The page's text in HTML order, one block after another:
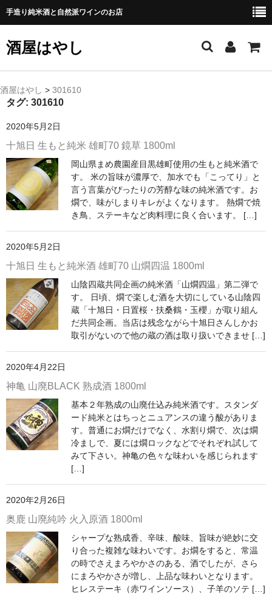
手造り純米酒と自然派ワインのお店
酒屋はやし
ホーム
純 米 酒
よえもん 川村酒造店（岩手県花巻市）
田从･月下の舞 舞鶴酒造（秋田県横手市）
綿屋 金の井酒造（宮城県栗原市）
大七 大七酒造（福島県二本松市）
宗玄 宗玄酒造（石川県珠洲市）
神亀 神亀酒造（埼玉県蓮田市）
隆・丹沢山 川西屋酒造店（神奈川県足柄上郡）
長珍 長珍酒造（愛知県津島市）
天遊琳・伊勢の白酒 タカハシ酒造（三重県四日市市）
るみ子の酒・英・妙の華 森喜酒造（三重県伊賀市）
大治郎・喜量能 畑酒造（滋賀県東近江市）
秋鹿・奥鹿 秋鹿酒造（大阪府豊能郡能勢町）
睡龍・生もとのどぶ 久保本家酒造（奈良県宇陀市）
竹泉 田治米（兵庫県朝来市）
奥播磨 下村酒造店（兵庫県姫路市安富町）
諏訪泉 諏訪酒造（鳥取県八頭郡智頭町）
✚旭日 旭日酒造（島根県出雲市）
酒屋はやし > 301610
タグ: 301610
2020年5月2日
十旭日 生もと純米 雄町70 鏡草 1800ml
岡山県まめ農園産目黒雄町使用の生もと純米酒で
す。 米の旨味が濃厚で、加水でも「こってり」と
言う言葉がぴったりの芳醇な味の純米酒です。お
燗で、味がしまりキレがよくなります。 熱燗で焼
き鳥、ステーキなど肉料理に良く合います。 […]
2020年5月2日
十旭日 生もと純米酒 雄町70 山燗四温 1800ml
山陰四蔵共同企画の純米酒「山燗四温」第二弾で
す。 日頃、燗で楽しむ酒を大切にしている山陰四
蔵「十旭日・日置桜・扶桑鶴・玉櫻」が取り組ん
だ共同企画。当店は残念ながら十旭日さんしかお
取引がないので他の蔵の酒は取り扱いできませ […]
2020年4月22日
神亀 山廃BLACK 熟成酒 1800ml
基本２年熟成の山廃仕込み純米酒です。スタンダ
ード純米とはちっとニュアンスの違う酸がありま
す。普通にお燗だけでなく、水割り燗で、次は燗
冷ましで、夏には燗ロックなどでそれぞれ試して
みて下さい。神亀の色々な味わいを感じられます
[…]
2020年2月26日
奥鹿 山廃純吟 火入原酒 1800ml
シャープな熟成香、辛味、酸味、旨味が絶妙に交
り合った複雑な味わいです。お燗をすると、常温
の時でさえまろやかさのある、酒でしたが、さら
にまろやかさが増し、上品な味わいとなります。
ヒレステーキ（赤ワインソース）、子羊のソテ […]